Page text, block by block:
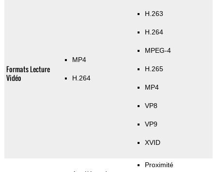
Formats Lecture
Vidéo
MP4
H.264
H.263
H.264
MPEG-4
H.265
MP4
VP8
VP9
XVID
Proximité